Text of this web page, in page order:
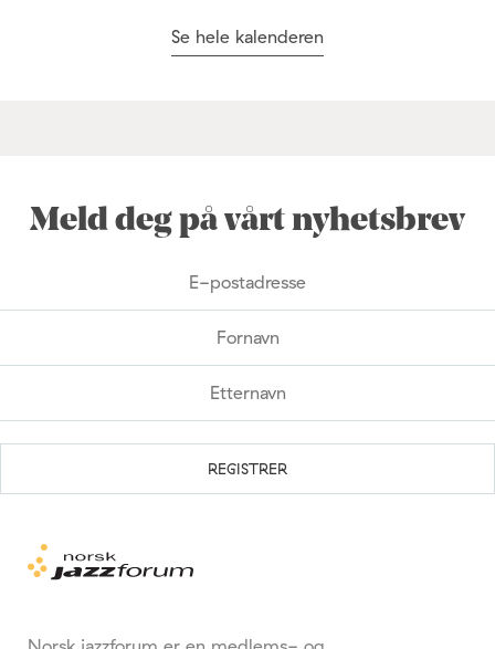
Se hele kalenderen
Meld deg på vårt nyhetsbrev